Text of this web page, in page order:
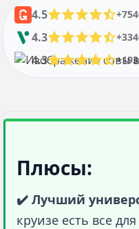
4.5
4.3
4.3
Плюсы:
✔️ Лучший
круизе есть все